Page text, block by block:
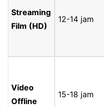
Streaming
Film (HD)
12-14 jam
Video
Offline
15-18 jam